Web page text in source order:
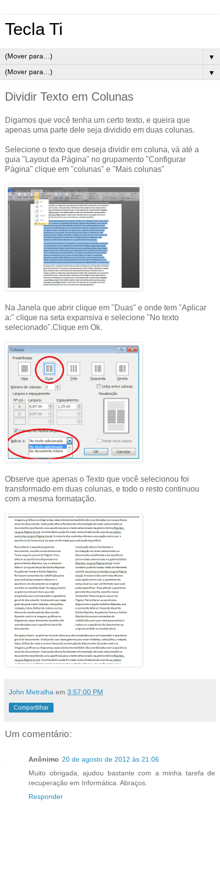
Tecla Ti
▼
▼
Dividir Texto em Colunas
Digamos que você tenha um certo texto, e queira que
apenas uma parte dele seja dividido em duas colunas.
Selecione o texto que deseja dividir em coluna, vá até a
guia "Layout da Página" no grupamento "Configurar
Página" clique em "colunas" e "Mais colunas"
Na Janela que abrir clique em "Duas" e onde tem "Aplicar
a:" clique na seta expansiva e selecione "No texto
selecionado".Clique em Ok.
Observe que apenas o Texto que você selecionou foi
transformado em duas colunas, e todo o resto continuou
com a mesma formatação.
John Metralha em 3:57:00 PM
Compartilhar
Um comentário:
Anônimo 20 de agosto de 2012 às 21:06
Muito obrigada, ajudou bastante com a minha tarefa de
recuperação em Informática. Abraços.
Responder